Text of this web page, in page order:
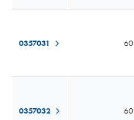
0357031 60
0357032 60